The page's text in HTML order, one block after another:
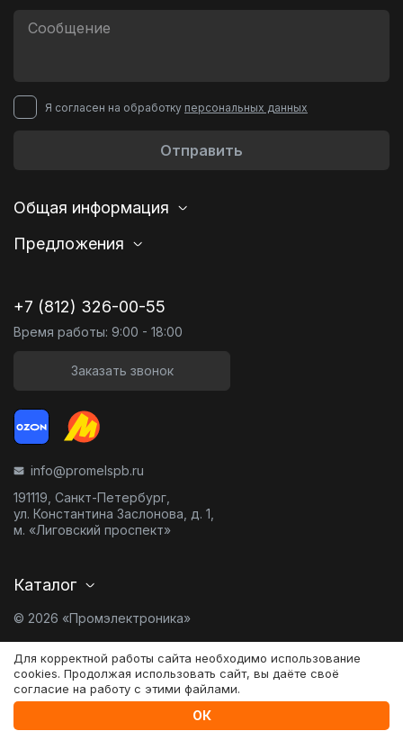
0
Я согласен на обработку персональных данных
Отправить
Общая информация
Предложения
+7 (812) 326-00-55
Время работы: 9:00 - 18:00
Заказать звонок
info@promelspb.ru
191119, Санкт-Петербург,
ул. Константина Заслонова, д. 1,
м. «Лиговский проспект»
Каталог
© 2026 «Промэлектроника»
Карта сайта
Разработано в
Для корректной работы сайта необходимо использование
cookies. Продолжая использовать сайт, вы даёте своё
согласие на работу с этими файлами.
ОК